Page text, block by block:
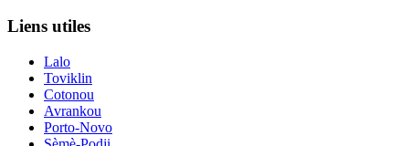
Liens utiles
Lalo
Toviklin
Cotonou
Avrankou
Porto-Novo